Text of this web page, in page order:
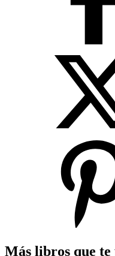
Más libros que